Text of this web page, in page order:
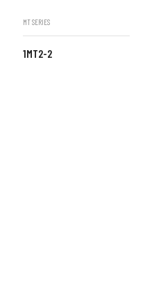
MT SERIES
1MT2-2